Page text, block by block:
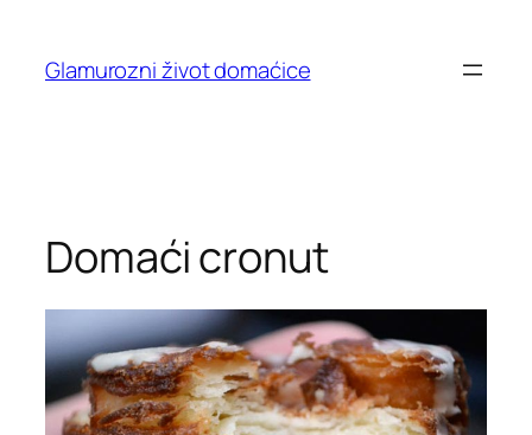
content
Glamurozni život domaćice
Domaći cronut